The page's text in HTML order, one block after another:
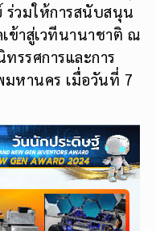
วมให้การสนับสนุน
ข้าสู่เวทีนานาชาติ ณ
รรศการและการ
มหานคร เมื่อวันที่ 7